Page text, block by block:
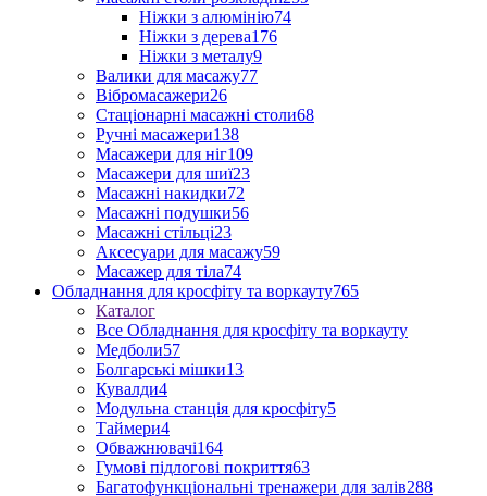
Ніжки з алюмінію74
Ніжки з дерева176
Ніжки з металу9
Валики для масажу77
Вібромасажери26
Стаціонарні масажні столи68
Ручні масажери138
Масажери для ніг109
Масажери для шиї23
Масажні накидки72
Масажні подушки56
Масажні стільці23
Аксесуари для масажу59
Масажер для тіла74
Обладнання для кросфіту та воркауту765
Каталог
Все Обладнання для кросфіту та воркауту
Медболи57
Болгарські мішки13
Кувалди4
Модульна станція для кросфіту5
Таймери4
Обважнювачі164
Гумові підлогові покриття63
Багатофункціональні тренажери для залів288